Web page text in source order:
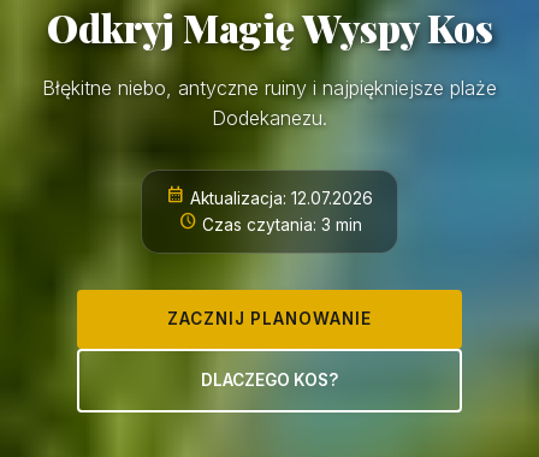
Odkryj Magię Wyspy Kos
Błękitne niebo, antyczne ruiny i najpiękniejsze plaże
Dodekanezu.
calendar_month Aktualizacja: 12.07.2026
schedule Czas czytania: 3 min
ZACZNIJ PLANOWANIE
DLACZEGO KOS?